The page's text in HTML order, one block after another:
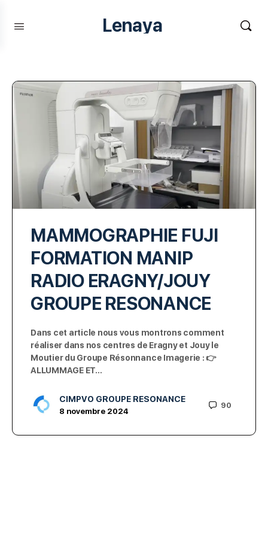
Lenaya
MAMMOGRAPHIE FUJI
FORMATION MANIP
RADIO ERAGNY/JOUY
GROUPE RESONANCE
Dans cet article nous vous montrons comment
réaliser dans nos centres de Eragny et Jouy le
Moutier du Groupe Résonnance Imagerie : 👉
ALLUMMAGE ET…
CIMPVO GROUPE RESONANCE
8 novembre 2024
90